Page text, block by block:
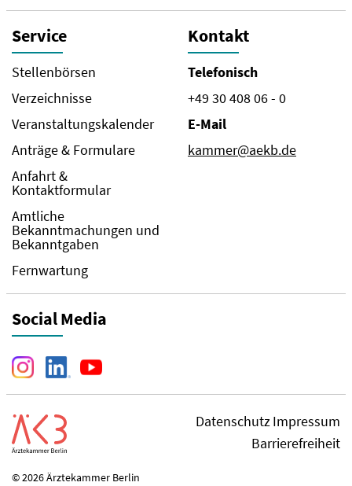
Service
Stellenbörsen
Verzeichnisse
Veranstaltungskalender
Anträge & Formulare
Anfahrt &
Kontaktformular
Amtliche
Bekanntmachungen und
Bekanntgaben
Fernwartung
Kontakt
Telefonisch
+49 30 408 06 - 0
E-Mail
kammer@aekb.de
Social Media
DatenschutzImpressum
Barrierefreiheit
© 2026 Ärztekammer Berlin